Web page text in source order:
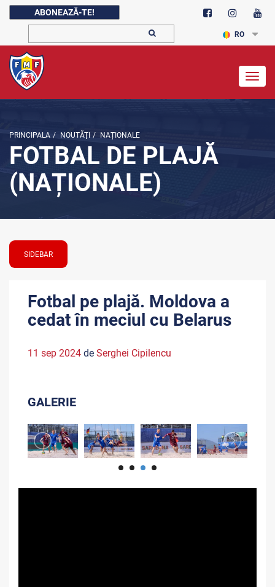
ABONEAZĂ-TE!
RO
PRINCIPALA / NOUTĂŢI / NAȚIONALE
FOTBAL DE PLAJĂ
(NAȚIONALE)
SIDEBAR
Fotbal pe plajă. Moldova a
cedat în meciul cu Belarus
11 sep 2024 de Serghei Cipilencu
GALERIE